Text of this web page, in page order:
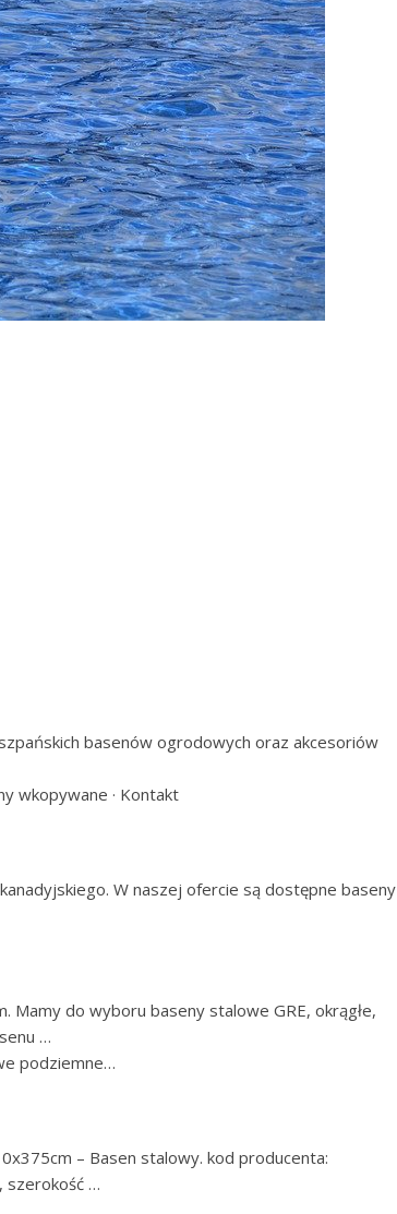
basenów ogrodowych oraz akcesoriów
wkopywane · ‎Kontakt
W naszej ofercie są dostępne baseny
do wyboru baseny stalowe GRE, okrągłe,
…
podziemne…
– Basen stalowy. kod producenta:
szerokość …